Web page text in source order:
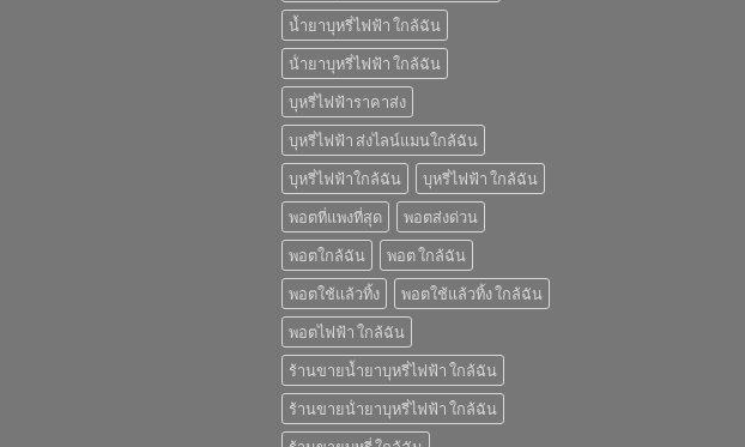
น้ำยาบุหรี่ไฟฟ้า ใกล้ฉัน
น้ํายาบุหรี่ไฟฟ้า ใกล้ฉัน
บุหรี่ไฟฟ้าราคาส่ง
บุหรี่ไฟฟ้า ส่งไลน์แมนใกล้ฉัน
บุหรี่ไฟฟ้าใกล้ฉัน
บุหรี่ไฟฟ้า ใกล้ฉัน
พอตที่แพงที่สุด
พอตส่งด่วน
พอตใกล้ฉัน
พอต ใกล้ฉัน
พอตใช้แล้วทิ้ง
พอตใช้แล้วทิ้ง ใกล้ฉัน
พอตไฟฟ้า ใกล้ฉัน
ร้านขายน้ำยาบุหรี่ไฟฟ้า ใกล้ฉัน
ร้านขายน้ํายาบุหรี่ไฟฟ้า ใกล้ฉัน